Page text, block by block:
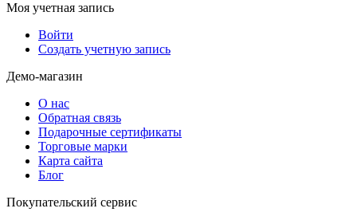
Моя учетная запись
Войти
Создать учетную запись
Демо-магазин
О нас
Обратная связь
Подарочные сертификаты
Торговые марки
Карта сайта
Блог
Покупательский сервис